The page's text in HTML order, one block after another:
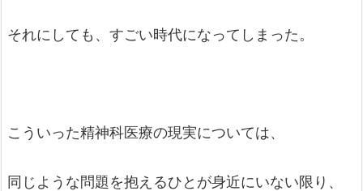
それにしても、すごい時代になってしまった。
こういった精神科医療の現実については、
同じような問題を抱えるひとが身近にいない限り、